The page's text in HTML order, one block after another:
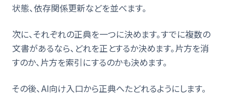
状態、依存関係更新などを並べます。
次に、それぞれの正典を一つに決めます。すでに複数の
文書があるなら、どれを正とするか決めます。片方を消
すのか、片方を索引にするのかも決めます。
その後、AI向け入口から正典へたどれるようにします。